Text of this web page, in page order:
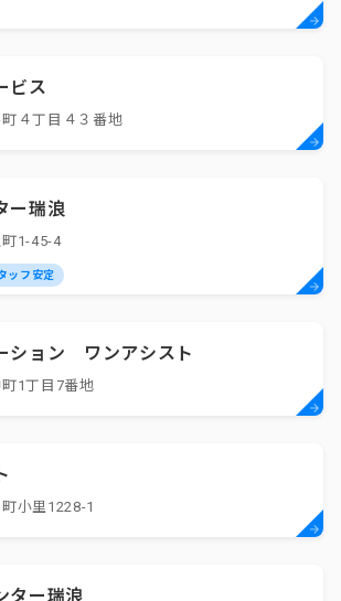
ビス
４丁目４３番地
ー瑞浪
1-45-4
ッフ安定
ション ワンアシスト
1丁目7番地
小里1228-1
ター瑞浪